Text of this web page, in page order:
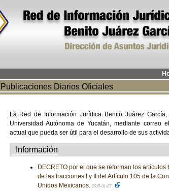
Publicaciones Diarios Oficiales
La Red de Información Jurídica Benito Juárez
Universidad Autónoma de Yucatán, mediante correo
actual que pueda ser útil para el desarrollo de sus
Información
DECRETO por el que se reforman los
de las fracciones I y II del Artículo 105 de la
Unidos Mexicanos. 2015-01-27